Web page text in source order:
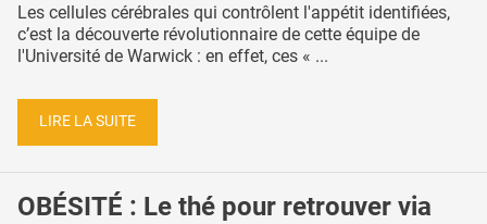
Les cellules cérébrales qui contrôlent l'appétit identifiées,
c’est la découverte révolutionnaire de cette équipe de
l'Université de Warwick : en effet, ces « ...
LIRE LA SUITE
OBÉSITÉ : Le thé pour retrouver via